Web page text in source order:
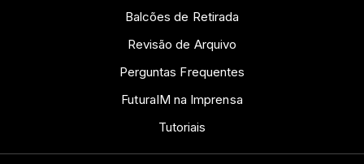
Balcões de Retirada
Revisão de Arquivo
Perguntas Frequentes
FuturaIM na Imprensa
Tutoriais